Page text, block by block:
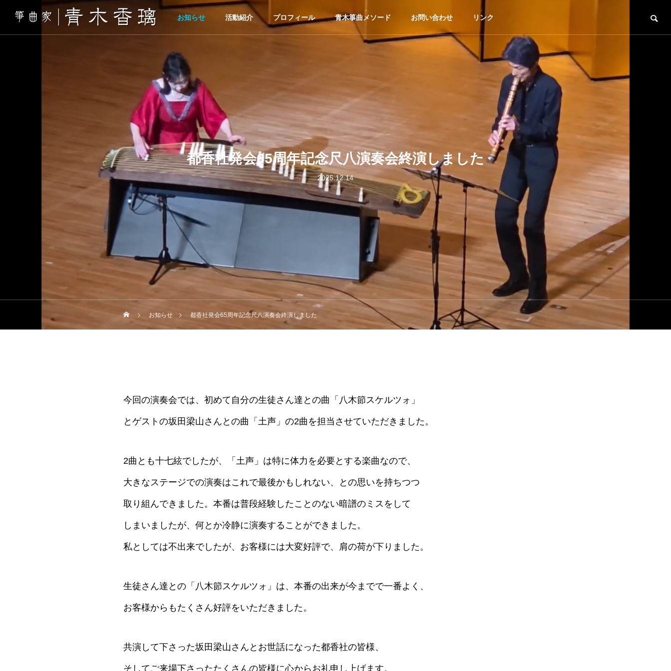
お知らせ 活動紹介 プロフィール 青木箏曲メソード お問い合わせ リンク
都香社発会65周年記念尺八演奏会終演しました
2025.12.14
お知らせ 都香社発会65周年記念尺八演奏会終演しました
今回の演奏会では、初めて自分の生徒さん達との曲「八木節スケルツォ」
とゲストの坂田梁山さんとの曲「土声」の2曲を担当させていただきました。
2曲とも十七絃でしたが、「土声」は特に体力を必要とする楽曲なので、
大きなステージでの演奏はこれで最後かもしれない、との思いを持ちつつ
取り組んできました。本番は普段経験したことのない暗譜のミスをして
しまいましたが、何とか冷静に演奏することができました。
私としては不出来でしたが、お客様には大変好評で、肩の荷が下りました。
生徒さん達との「八木節スケルツォ」は、本番の出来が今までで一番よく、
お客様からもたくさん好評をいただきました。
共演して下さった坂田梁山さんとお世話になった都香社の皆様、
そしてご来場下さったたくさんの皆様に心からお礼申し上げます。